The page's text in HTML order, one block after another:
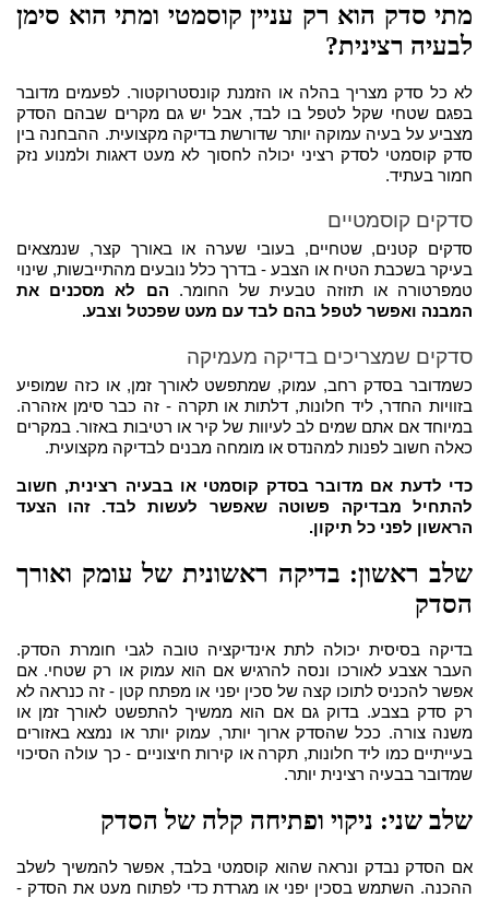
מתי סדק הוא רק עניין קוסמטי ומתי הוא סימן
לבעיה רצינית?
לא כל סדק מצריך בהלה או הזמנת קונסטרוקטור. לפעמים מדובר
בפגם שטחי שקל לטפל בו לבד, אבל יש גם מקרים שבהם הסדק
מצביע על בעיה עמוקה יותר שדורשת בדיקה מקצועית. ההבחנה בין
סדק קוסמטי לסדק רציני יכולה לחסוך לא מעט דאגות ולמנוע נזק
חמור בעתיד.
סדקים קוסמטיים
סדקים קטנים, שטחיים, בעובי שערה או באורך קצר, שנמצאים
בעיקר בשכבת הטיח או הצבע - בדרך כלל נובעים מהתייבשות, שינוי
טמפרטורה או תזוזה טבעית של החומר. הם לא מסכנים את
המבנה ואפשר לטפל בהם לבד עם מעט שפכטל וצבע.
סדקים שמצריכים בדיקה מעמיקה
כשמדובר בסדק רחב, עמוק, שמתפשט לאורך זמן, או כזה שמופיע
בזוויות החדר, ליד חלונות, דלתות או תקרה - זה כבר סימן אזהרה.
במיוחד אם אתם שמים לב לעיוות של קיר או רטיבות באזור. במקרים
כאלה חשוב לפנות למהנדס או מומחה מבנים לבדיקה מקצועית.
כדי לדעת אם מדובר בסדק קוסמטי או בבעיה רצינית, חשוב
להתחיל מבדיקה פשוטה שאפשר לעשות לבד. זהו הצעד
הראשון לפני כל תיקון.
שלב ראשון: בדיקה ראשונית של עומק ואורך
הסדק
בדיקה בסיסית יכולה לתת אינדיקציה טובה לגבי חומרת הסדק.
העבר אצבע לאורכו ונסה להרגיש אם הוא עמוק או רק שטחי. אם
אפשר להכניס לתוכו קצה של סכין יפני או מפתח קטן - זה כנראה לא
רק סדק בצבע. בדוק גם אם הוא ממשיך להתפשט לאורך זמן או
משנה צורה. ככל שהסדק ארוך יותר, עמוק יותר או נמצא באזורים
בעייתיים כמו ליד חלונות, תקרה או קירות חיצוניים - כך עולה הסיכוי
שמדובר בבעיה רצינית יותר.
שלב שני: ניקוי ופתיחה קלה של הסדק
אם הסדק נבדק ונראה שהוא קוסמטי בלבד, אפשר להמשיך לשלב
ההכנה. השתמש בסכין יפני או מגרדת כדי לפתוח מעט את הסדק -